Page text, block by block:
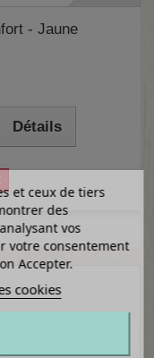
- Jaune
Détails
et ceux de tiers
des
vos
votre consentement
Accepter.
cookies